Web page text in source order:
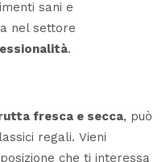
sani e
nel settore
.
fresca e secca, può
regali. Vieni
che ti interessa